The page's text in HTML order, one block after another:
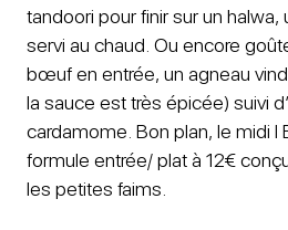
tandoori pour finir sur un
servi au chaud. Ou encore
bœuf en entrée, un agneau
la sauce est très épicée) suivi
cardamome. Bon plan, le midi
formule entrée/ plat à 12€
les petites faims.